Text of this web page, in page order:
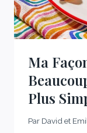
Ma
Plus
Par David et